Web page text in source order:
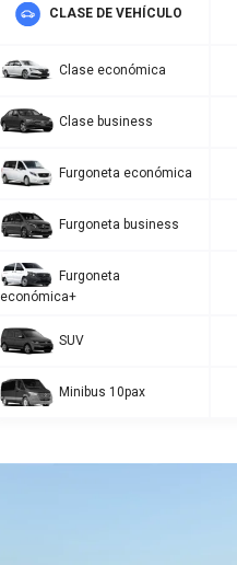
CLASE DE VEHÍCULO
Clase económica
Clase business
Furgoneta económica
Furgoneta business
Furgoneta
económica+
SUV
Minibus 10pax